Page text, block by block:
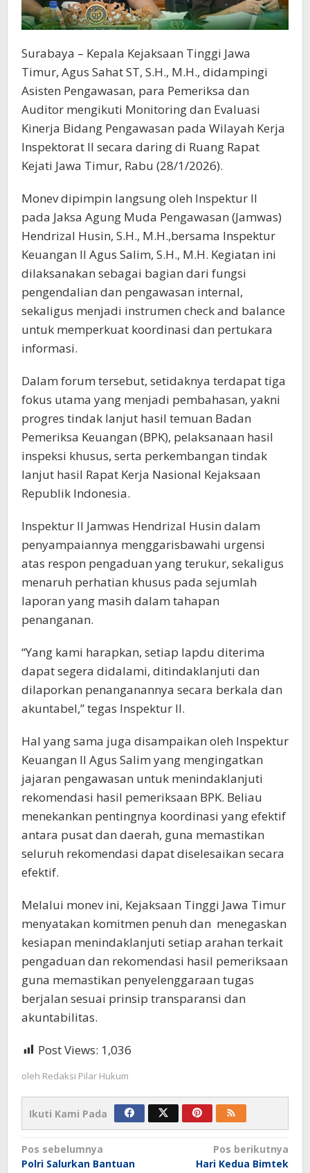
Surabaya – Kepala Kejaksaan Tinggi Jawa
Timur, Agus Sahat ST, S.H., M.H., didampingi
Asisten Pengawasan, para Pemeriksa dan
Auditor mengikuti Monitoring dan Evaluasi
Kinerja Bidang Pengawasan pada Wilayah Kerja
Inspektorat II secara daring di Ruang Rapat
Kejati Jawa Timur, Rabu (28/1/2026).
Monev dipimpin langsung oleh Inspektur II
pada Jaksa Agung Muda Pengawasan (Jamwas)
Hendrizal Husin, S.H., M.H.,bersama Inspektur
Keuangan II Agus Salim, S.H., M.H. Kegiatan ini
dilaksanakan sebagai bagian dari fungsi
pengendalian dan pengawasan internal,
sekaligus menjadi instrumen check and balance
untuk memperkuat koordinasi dan pertukara
informasi.
Dalam forum tersebut, setidaknya terdapat tiga
fokus utama yang menjadi pembahasan, yakni
progres tindak lanjut hasil temuan Badan
Pemeriksa Keuangan (BPK), pelaksanaan hasil
inspeksi khusus, serta perkembangan tindak
lanjut hasil Rapat Kerja Nasional Kejaksaan
Republik Indonesia.
Inspektur II Jamwas Hendrizal Husin dalam
penyampaiannya menggarisbawahi urgensi
atas respon pengaduan yang terukur, sekaligus
menaruh perhatian khusus pada sejumlah
laporan yang masih dalam tahapan
penanganan.
“Yang kami harapkan, setiap lapdu diterima
dapat segera didalami, ditindaklanjuti dan
dilaporkan penanganannya secara berkala dan
akuntabel,” tegas Inspektur II.
Hal yang sama juga disampaikan oleh Inspektur
Keuangan II Agus Salim yang mengingatkan
jajaran pengawasan untuk menindaklanjuti
rekomendasi hasil pemeriksaan BPK. Beliau
menekankan pentingnya koordinasi yang efektif
antara pusat dan daerah, guna memastikan
seluruh rekomendasi dapat diselesaikan secara
efektif.
Melalui monev ini, Kejaksaan Tinggi Jawa Timur
menyatakan komitmen penuh dan menegaskan
kesiapan menindaklanjuti setiap arahan terkait
pengaduan dan rekomendasi hasil pemeriksaan
guna memastikan penyelenggaraan tugas
berjalan sesuai prinsip transparansi dan
akuntabilitas.
Post Views: 1,036
oleh Redaksi Pilar Hukum
Ikuti Kami Pada
Navigasi
Pos sebelumnya
Polri Salurkan Bantuan
Pos berikutnya
Hari Kedua Bimtek